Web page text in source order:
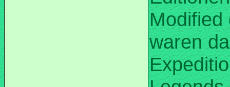
Modified
waren